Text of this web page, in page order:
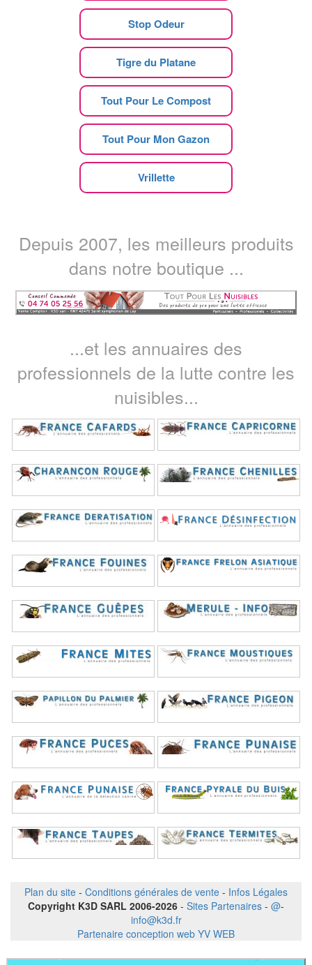
Stop Odeur
Tigre du Platane
Tout Pour Le Compost
Tout Pour Mon Gazon
Vrillette
Depuis 2007, les meilleurs produits
dans notre boutique ...
...et les annuaires des
professionnels de la lutte contre les
nuisibles...
Plan du site - Conditions générales de vente - Infos Légales
Copyright K3D SARL 2006-2026 - Sites Partenaires - @-
info@k3d.fr
Partenaire conception web YV WEB